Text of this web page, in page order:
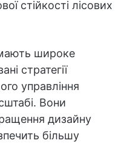
стійкості лісових
широке
стратегії
управління
Вони
дизайну
більшу